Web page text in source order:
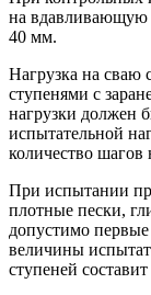
на вдавливающую
40 мм.
Нагрузка на сваю
ступенями с
нагрузки должен
испытательной
количество шагов
При испытании
плотные пески,
допустимо
величины
ступеней